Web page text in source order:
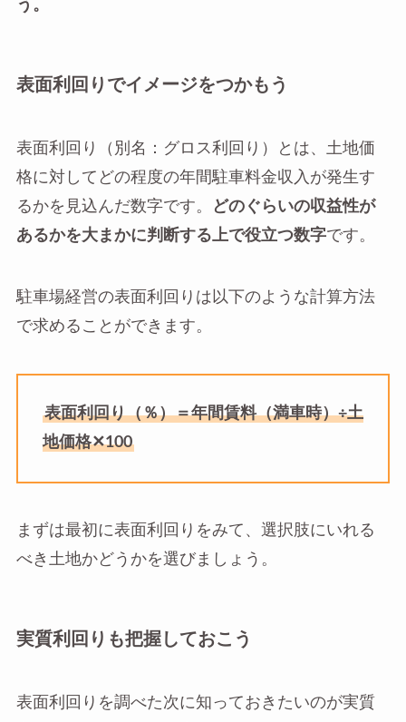
う。
表面利回りでイメージをつかもう
表面利回り（別名：グロス利回り）とは、土地価
格に対してどの程度の年間駐車料金収入が発生す
るかを見込んだ数字です。
どのぐらいの収益性が
あるかを大まかに判断する上で役立つ数字です。
駐車場経営の表面利回りは以下のような計算方法
で求めることができます。
表面利回り（％）＝年間賃料（満車時）÷土
地価格✕100
まずは最初に表面利回りをみて、選択肢にいれる
べき土地かどうかを選びましょう。
実質利回りも把握しておこう
表面利回りを調べた次に知っておきたいのが実質